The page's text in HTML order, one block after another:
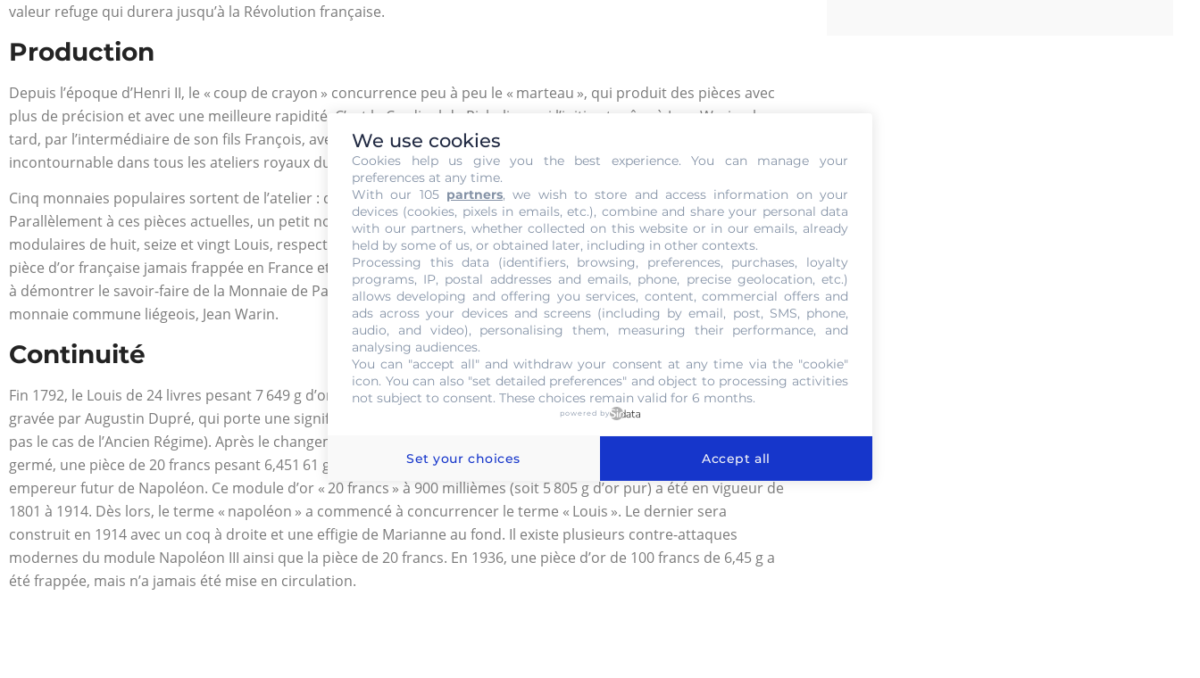
valeur refuge qui durera jusqu’à la Révolution française.
Production
Depuis l’époque d’Henri II, le « coup de crayon » concurrence peu à peu le « marteau », qui produit des pièces avec
plus de précision et avec une meilleure rapidité. C’est le Cardinal de Richelieu qui l’initia et grâce à Jean Warin plus
tard, par l’intermédiaire de son fils François, avec la « Balance à Vis Delaunay », cette technique deviendra
incontournable dans tous les ateliers royaux du pays.
Cinq monnaies populaires sortent de l’atelier : demi-Louis, Louis, double Louis, quatre Louis et dix Louis.
Parallèlement à ces pièces actuelles, un petit nombre de pièces ont été produites, une série de grandes pièces
modulaires de huit, seize et vingt Louis, respectivement. La pièce de vingt Louis reste la plus grande et la plus lourde
pièce d’or française jamais frappée en France et pèse 135,03 g. Ces pièces de joie et de prestige, destinées à offrir et
à démontrer le savoir-faire de la Monnaie de Paris, n’ont pas circulé. Elles sont également l’œuvre du graveur de
monnaie commune liégeois, Jean Warin.
Continuité
Fin 1792, le Louis de 24 livres pesant 7 649 g d’or à l’effigie du roi Louis XVI est remplacé par « l’Estampe de Génie »
gravée par Augustin Dupré, qui porte une signification constitutionnelle et surtout, une dénomination (ce qui n’est
pas le cas de l’Ancien Régime). Après le changement de monnaie, l’analyse décimale et l’émission du premier franc
germé, une pièce de 20 francs pesant 6,451 61 g d’or, portait le portrait du premier consul de Bonaparte, futur
empereur futur de Napoléon. Ce module d’or « 20 francs » à 900 millièmes (soit 5 805 g d’or pur) a été en vigueur de
1801 à 1914. Dès lors, le terme « napoléon » a commencé à concurrencer le terme « Louis ». Le dernier sera
construit en 1914 avec un coq à droite et une effigie de Marianne au fond. Il existe plusieurs contre-attaques
modernes du module Napoléon III ainsi que la pièce de 20 francs. En 1936, une pièce d’or de 100 francs de 6,45 g a
été frappée, mais n’a jamais été mise en circulation.
We use cookies
Cookies help us give you the best experience. You can manage your
preferences at any time.
With our 105 partners, we wish to store and access information on your
devices (cookies, pixels in emails, etc.), combine and share your personal data
with our partners, whether collected on this website or in our emails, already
held by some of us, or obtained later, including in other contexts.
Processing this data (identifiers, browsing, preferences, purchases, loyalty
programs, IP, postal addresses and emails, phone, precise geolocation, etc.)
allows developing and offering you services, content, commercial offers and
ads across your devices and screens (including by email, post, SMS, phone,
audio, and video), personalising them, measuring their performance, and
analysing audiences.
You can "accept all" and withdraw your consent at any time via the "cookie"
icon. You can also "set detailed preferences" and object to processing activities
not subject to consent. These choices remain valid for 6 months.
powered by
Set your choices Accept all